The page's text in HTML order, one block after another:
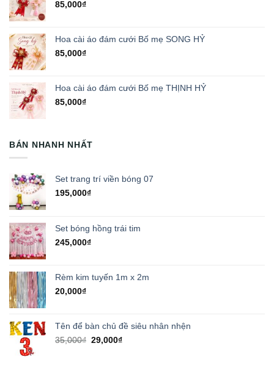
85,000₫
Hoa cài áo đám cưới Bố mẹ SONG HỶ
85,000₫
Hoa cài áo đám cưới Bố mẹ THỊNH HỶ
85,000₫
BÁN NHANH NHẤT
Set trang trí viền bóng 07
195,000₫
Set bóng hồng trái tim
245,000₫
Rèm kim tuyến 1m x 2m
20,000₫
Tên để bàn chủ đề siêu nhân nhện
35,000₫ Giá
29,000₫Giá